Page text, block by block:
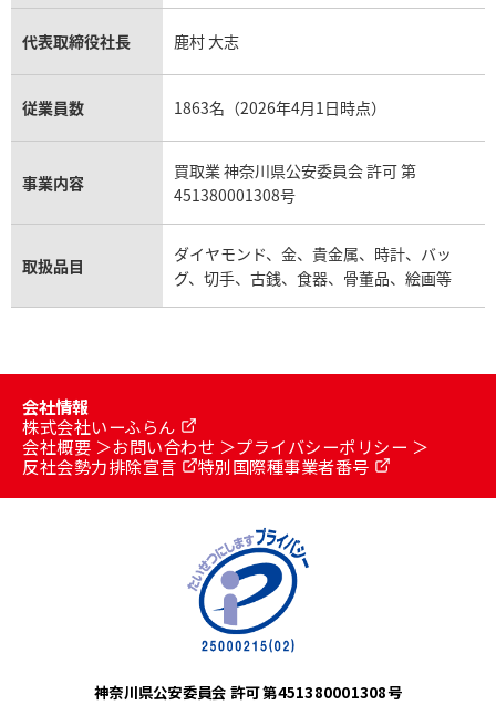
代表取締役社長 鹿村 大志
従業員数 1863名（2026年4月1日時点）
事業内容
買取業 神奈川県公安委員会 許可 第
451380001308号
取扱品目
ダイヤモンド、金、貴金属、時計、バッ
グ、切手、古銭、食器、骨董品、絵画等
会社情報
株式会社いーふらん
会社概要
お問い合わせ
プライバシーポリシー
反社会勢力排除宣言
特別国際種事業者番号
神奈川県公安委員会 許可 第451380001308号